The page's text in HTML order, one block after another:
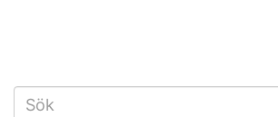
SÖKFORMULÄR